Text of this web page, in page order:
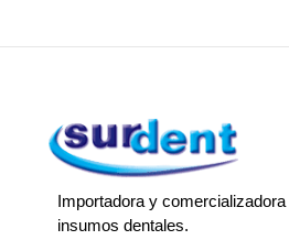
Importadora y
insumos dentales.